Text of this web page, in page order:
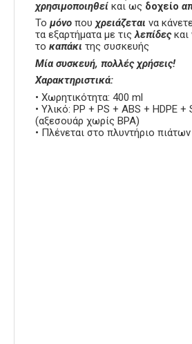
χρησιμοποιηθεί και ως δοχείο
Το μόνο που χρειάζεται να
τα εξαρτήματα με τιςλεπίδες και
το καπάκι της συσκευής
Μία συσκευή, πολλές χρήσεις!
Χαρακτηριστικά:
• Χωρητικότητα: 400 ml
• Υλικό: PP + PS + ABS + HDPE
(αξεσουάρ χωρίς BPA)
• Πλένεται στο πλυντήριο πιάτων